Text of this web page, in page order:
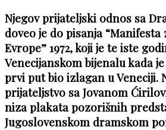
Njegov prijateljski odnos sa
doveo je do pisanja “Manifesta
Evrope” 1972, koji je te iste
Venecijanskom bijenalu kada
prvi put bio izlagan u Veneciji.
prijateljstvo sa Jovanom
niza plakata pozorišnih
Jugoslovenskom dramskom